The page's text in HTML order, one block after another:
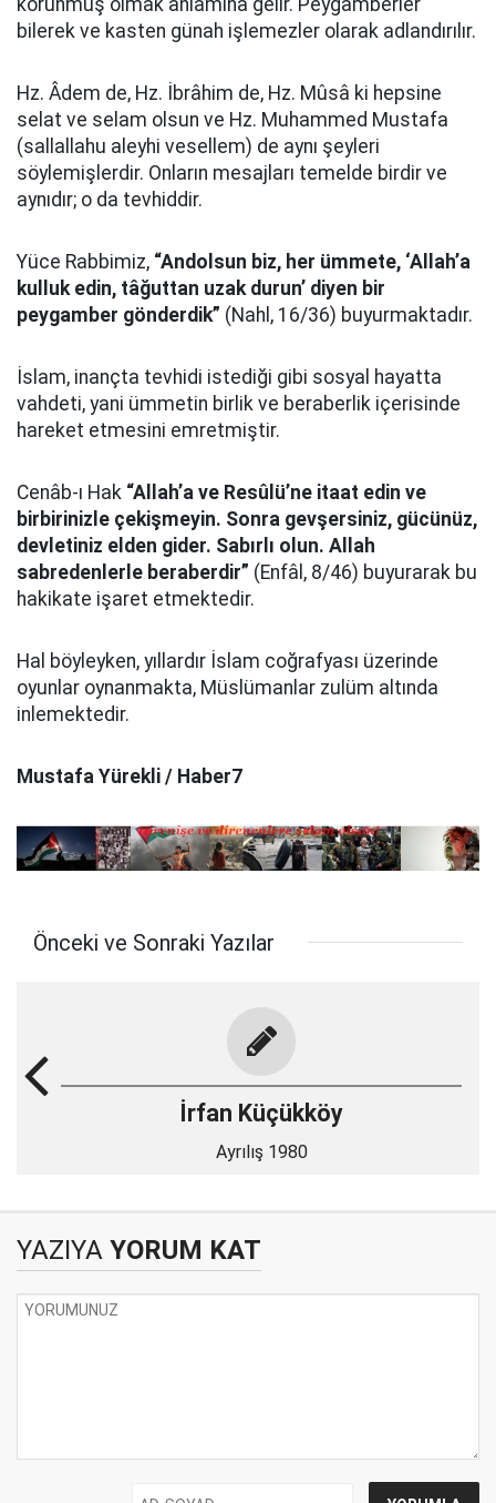
korunmuş olmak anlamına gelir. Peygamberler
bilerek ve kasten günah işlemezler olarak adlandırılır.
Hz. Âdem de, Hz. İbrâhim de, Hz. Mûsâ ki hepsine
selat ve selam olsun ve Hz. Muhammed Mustafa
(sallallahu aleyhi vesellem) de aynı şeyleri
söylemişlerdir. Onların mesajları temelde birdir ve
aynıdır; o da tevhiddir.
Yüce Rabbimiz, “Andolsun biz, her ümmete, ‘Allah’a
kulluk edin, tâğuttan uzak durun’ diyen bir
peygamber gönderdik” (Nahl, 16/36) buyurmaktadır.
İslam, inançta tevhidi istediği gibi sosyal hayatta
vahdeti, yani ümmetin birlik ve beraberlik içerisinde
hareket etmesini emretmiştir.
Cenâb-ı Hak “Allah’a ve Resûlü’ne itaat edin ve
birbirinizle çekişmeyin. Sonra gevşersiniz, gücünüz,
devletiniz elden gider. Sabırlı olun. Allah
sabredenlerle beraberdir” (Enfâl, 8/46) buyurarak bu
hakikate işaret etmektedir.
Hal böyleyken, yıllardır İslam coğrafyası üzerinde
oyunlar oynanmakta, Müslümanlar zulüm altında
inlemektedir.
Mustafa Yürekli / Haber7
Önceki ve Sonraki Yazılar
İrfan Küçükköy
Ayrılış 1980
YAZIYA YORUM KAT